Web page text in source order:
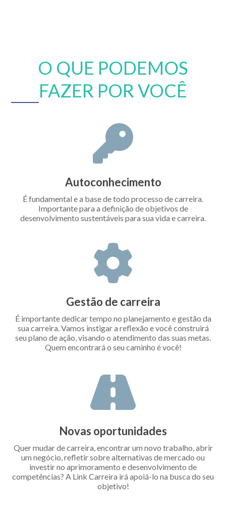
O QUE PODEMOS
FAZER POR VOCÊ
Autoconhecimento
É fundamental e a base de todo processo de carreira.
Importante para a definição de objetivos de
desenvolvimento sustentáveis para sua vida e carreira.
Gestão de carreira
É importante dedicar tempo no planejamento e gestão da
sua carreira. Vamos instigar a reflexão e você construirá
seu plano de ação, visando o atendimento das suas metas.
Quem encontrará o seu caminho é você!
Novas oportunidades
Quer mudar de carreira, encontrar um novo trabalho, abrir
um negócio, refletir sobre alternativas de mercado ou
investir no aprimoramento e desenvolvimento de
competências? A Link Carreira irá apoiá-lo na busca do seu
objetivo!